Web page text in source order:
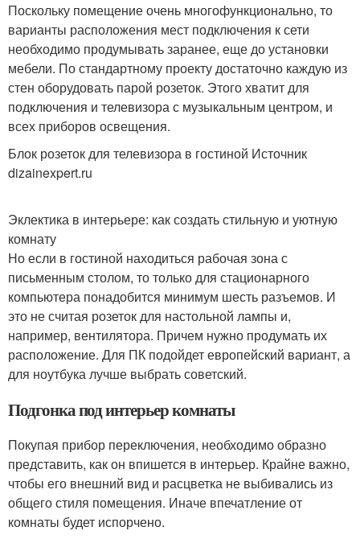
Поскольку помещение очень многофункционально, то
варианты расположения мест подключения к сети
необходимо продумывать заранее, еще до установки
мебели. По стандартному проекту достаточно каждую из
стен оборудовать парой розеток. Этого хватит для
подключения и телевизора с музыкальным центром, и
всех приборов освещения.
Блок розеток для телевизора в гостиной Источник
dizainexpert.ru
Эклектика в интерьере: как создать стильную и уютную
комнату
Но если в гостиной находиться рабочая зона с
письменным столом, то только для стационарного
компьютера понадобится минимум шесть разъемов. И
это не считая розеток для настольной лампы и,
например, вентилятора. Причем нужно продумать их
расположение. Для ПК подойдет европейский вариант, а
для ноутбука лучше выбрать советский.
Подгонка под интерьер комнаты
Покупая прибор переключения, необходимо образно
представить, как он впишется в интерьер. Крайне важно,
чтобы его внешний вид и расцветка не выбивались из
общего стиля помещения. Иначе впечатление от
комнаты будет испорчено.